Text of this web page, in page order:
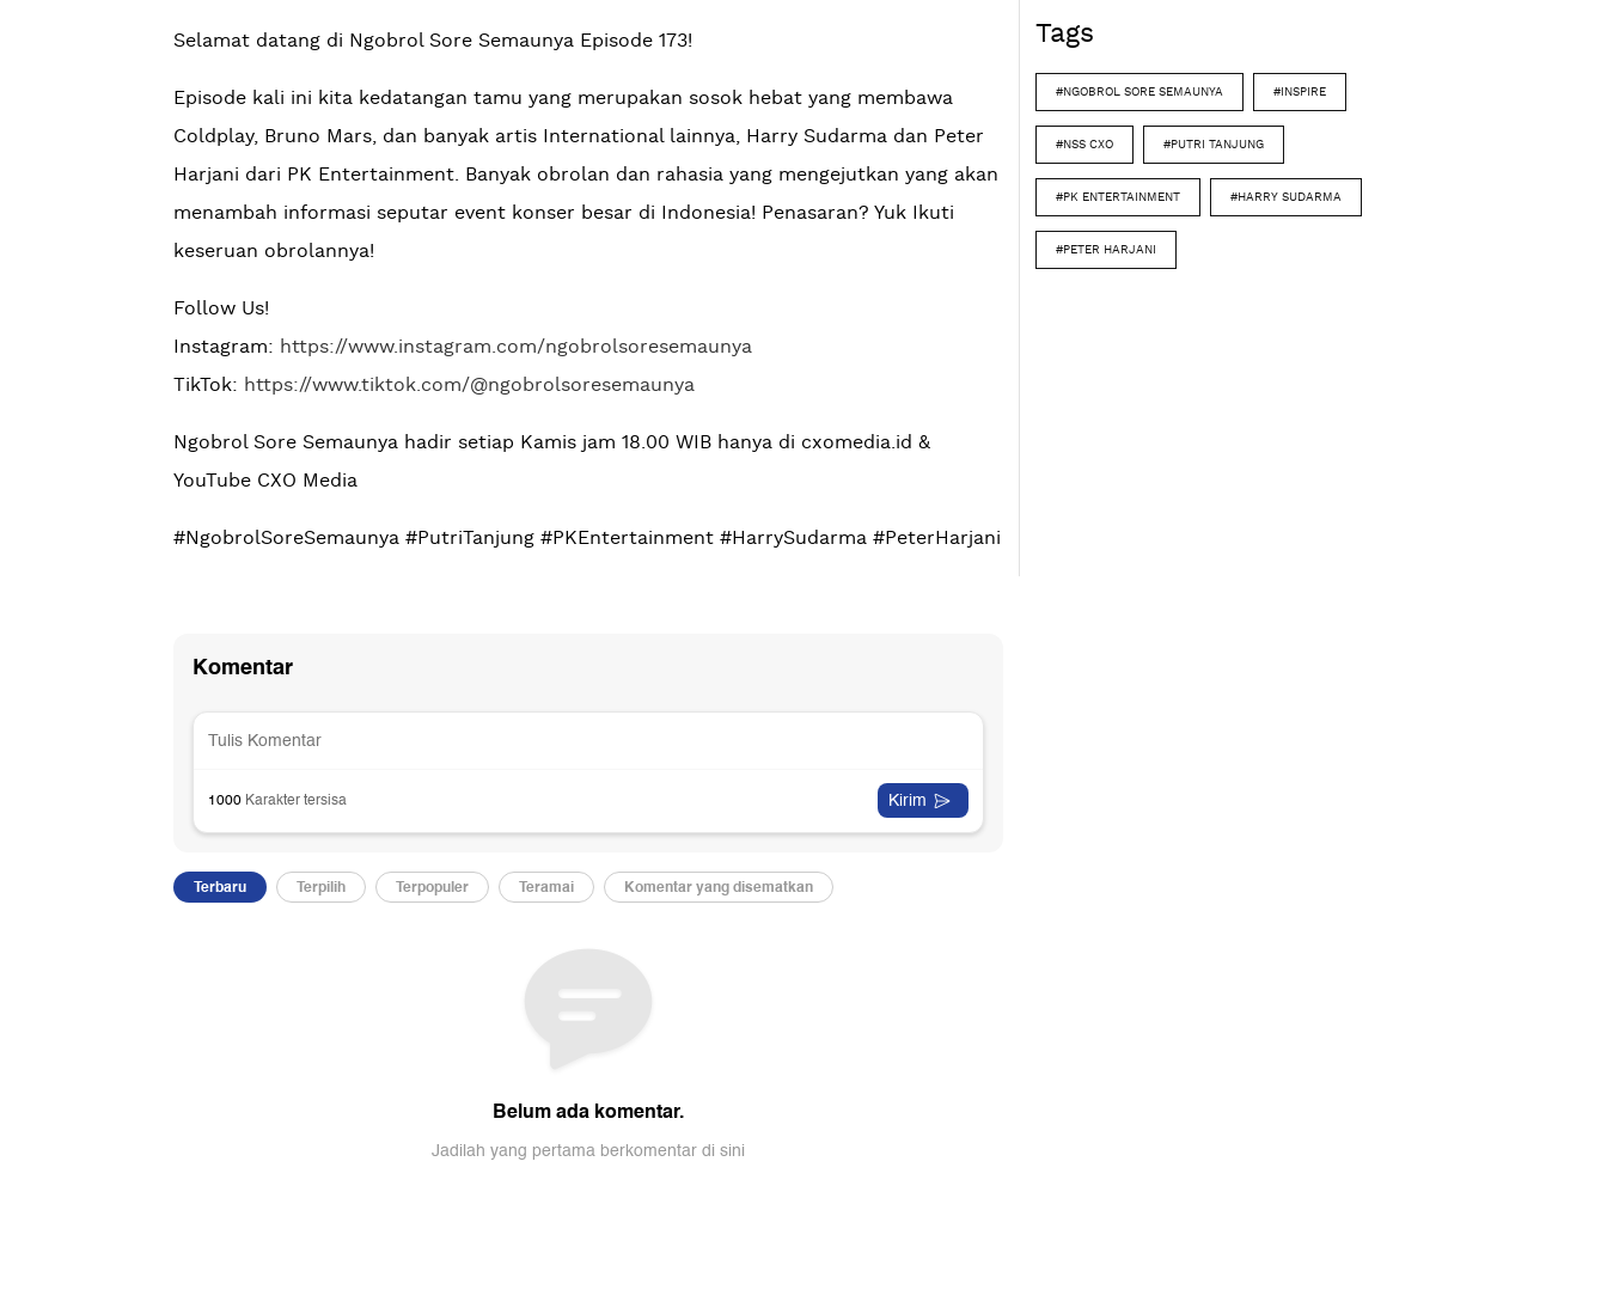
Selamat datang di Ngobrol Sore Semaunya Episode 173!
Episode kali ini kita kedatangan tamu yang merupakan sosok hebat yang membawa
Coldplay, Bruno Mars, dan banyak artis International lainnya, Harry Sudarma dan Peter
Harjani dari PK Entertainment. Banyak obrolan dan rahasia yang mengejutkan yang akan
menambah informasi seputar event konser besar di Indonesia! Penasaran? Yuk Ikuti
keseruan obrolannya!
Follow Us!
Instagram: https://www.instagram.com/ngobrolsoresemaunya
TikTok: https://www.tiktok.com/@ngobrolsoresemaunya
Ngobrol Sore Semaunya hadir setiap Kamis jam 18.00 WIB hanya di cxomedia.id &
YouTube CXO Media
#NgobrolSoreSemaunya #PutriTanjung #PKEntertainment #HarrySudarma #PeterHarjani
Tags
#NGOBROL SORE SEMAUNYA #INSPIRE
#NSS CXO #PUTRI TANJUNG
#PK ENTERTAINMENT #HARRY SUDARMA
#PETER HARJANI